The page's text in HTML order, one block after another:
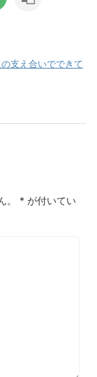
支え合いでできて
* が付いてい